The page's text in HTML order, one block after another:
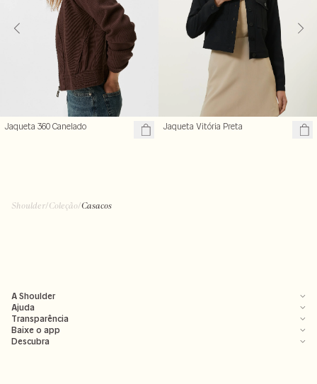
Jaqueta 360 Canelado Jaqueta Vitória Preta
Shoulder/Coleção/Casacos
A Shoulder
Ajuda
Transparência
Baixe o app
Descubra